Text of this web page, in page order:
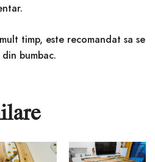
timp, este recomandat sa se
bumbac.